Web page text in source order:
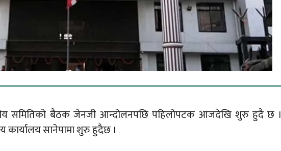
समितिको बैठक जेनजी आन्दोलनपछि पहिलोपटक आजदेखि शुरु हुदै छ ।
सानेपामा शुरु हुदैछ ।